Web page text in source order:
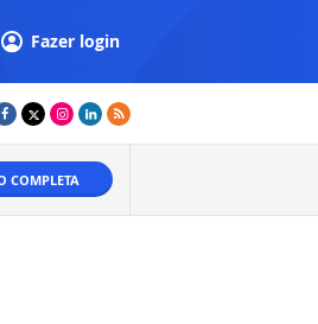
Fazer login
COMPLETA